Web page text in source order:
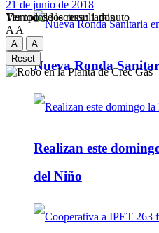
Nueva Ronda
Realizan este
del Niño
Ver todos los ressultados
21 de junio de 2018
Tiempo de lectura: 1 minuto
A A
A
A
Reset